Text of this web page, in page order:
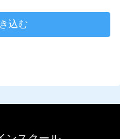
込む